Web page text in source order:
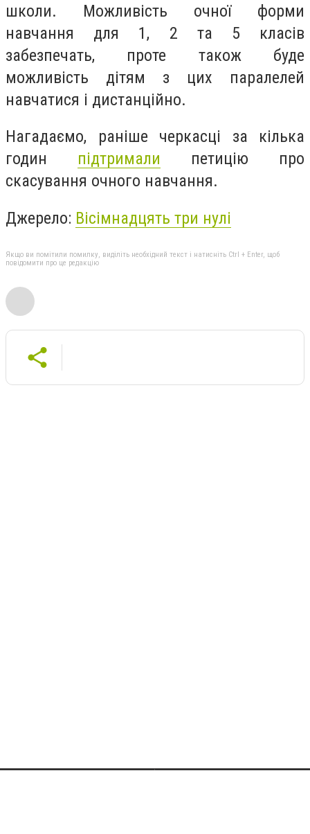
школи. Можливість очної форми
навчання для 1, 2 та 5 класів
забезпечать, проте також буде
можливість дітям з цих паралелей
навчатися і дистанційно.
Нагадаємо, раніше черкасці за кілька
годин підтримали петицію про
скасування очного навчання.
Джерело: Вісімнадцять три нулі
Якщо ви помітили помилку, виділіть необхідний текст і натисніть Ctrl + Enter, щоб
повідомити про це редакцію